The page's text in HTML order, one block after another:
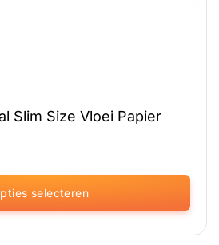
Slim Size Vloei Papier
selecteren